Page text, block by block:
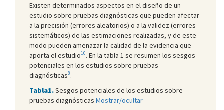
Existen determinados aspectos en el diseño de un
estudio sobre pruebas diagnósticas que pueden afectar
a la precisión (errores aleatorios) o a la validez (errores
sistemáticos) de las estimaciones realizadas, y de este
modo pueden amenazar la calidad de la evidencia que
aporta el estudio10. En la tabla 1 se resumen los sesgos
potenciales en los estudios sobre pruebas
diagnósticas8.
Tabla1.Sesgos potenciales de los estudios sobre
pruebas diagnósticas Mostrar/ocultar